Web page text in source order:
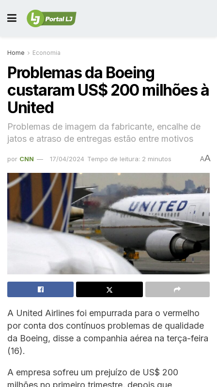
Home Economia
Problemas da Boeing
custaram US$ 200 milhões à
United
Problemas de imagem da fabricante, encalhe de
jatos e atraso de entregas estão entre motivos
por CNN 17/04/2024 Tempo de leitura: 2 minutos AA
A United Airlines foi empurrada para o vermelho
por conta dos contínuos problemas de qualidade
da Boeing, disse a companhia aérea na terça-feira
(16).
A empresa sofreu um prejuízo de US$ 200
milhões no primeiro trimestre, depois que